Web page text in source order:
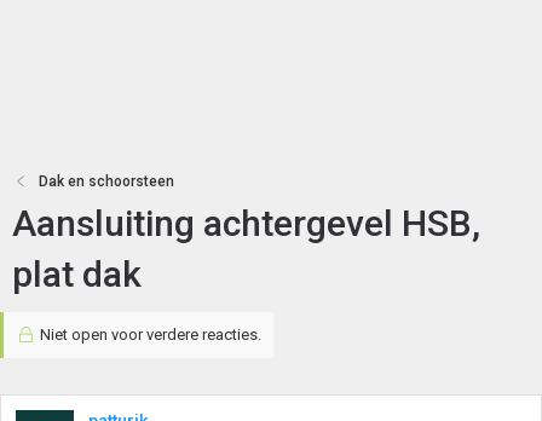
Dak en schoorsteen
Aansluiting achtergevel HSB,
plat dak
Niet open voor verdere reacties.